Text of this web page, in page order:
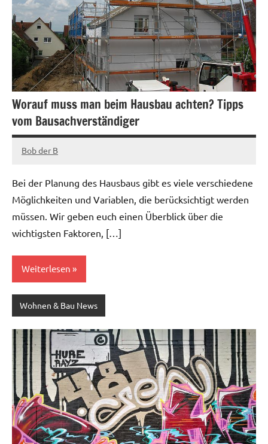
Worauf muss man beim Hausbau achten? Tipps
vom Bausachverständiger
August
2022
Bob der B
Bei der Planung des Hausbaus gibt es viele verschiedene
Möglichkeiten und Variablen, die berücksichtigt werden
müssen. Wir geben euch einen Überblick über die
wichtigsten Faktoren, […]
Weiterlesen
Wohnen & Bau News